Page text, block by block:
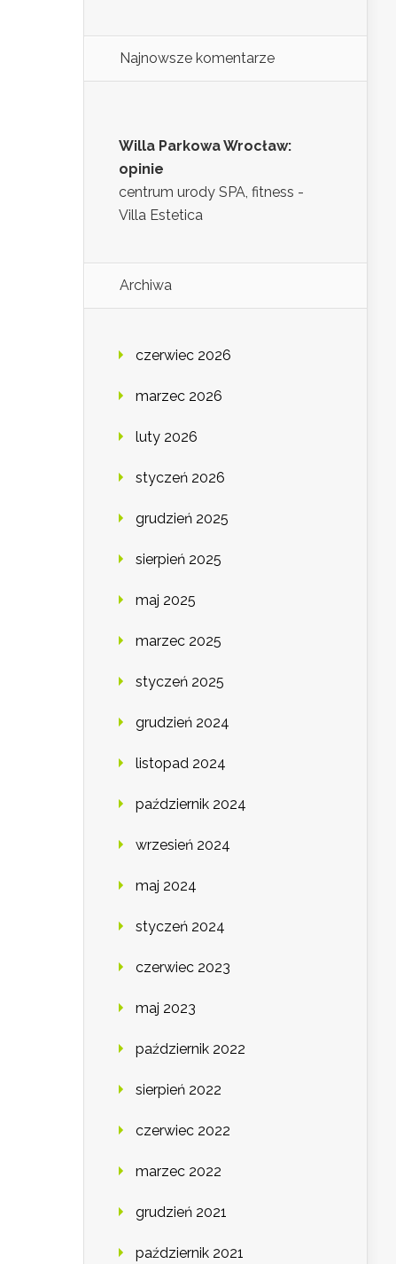
Najnowsze komentarze
Willa Parkowa Wrocław:
opinie
centrum urody SPA, fitness -
Villa Estetica
Archiwa
czerwiec 2026
marzec 2026
luty 2026
styczeń 2026
grudzień 2025
sierpień 2025
maj 2025
marzec 2025
styczeń 2025
grudzień 2024
listopad 2024
październik 2024
wrzesień 2024
maj 2024
styczeń 2024
czerwiec 2023
maj 2023
październik 2022
sierpień 2022
czerwiec 2022
marzec 2022
grudzień 2021
październik 2021